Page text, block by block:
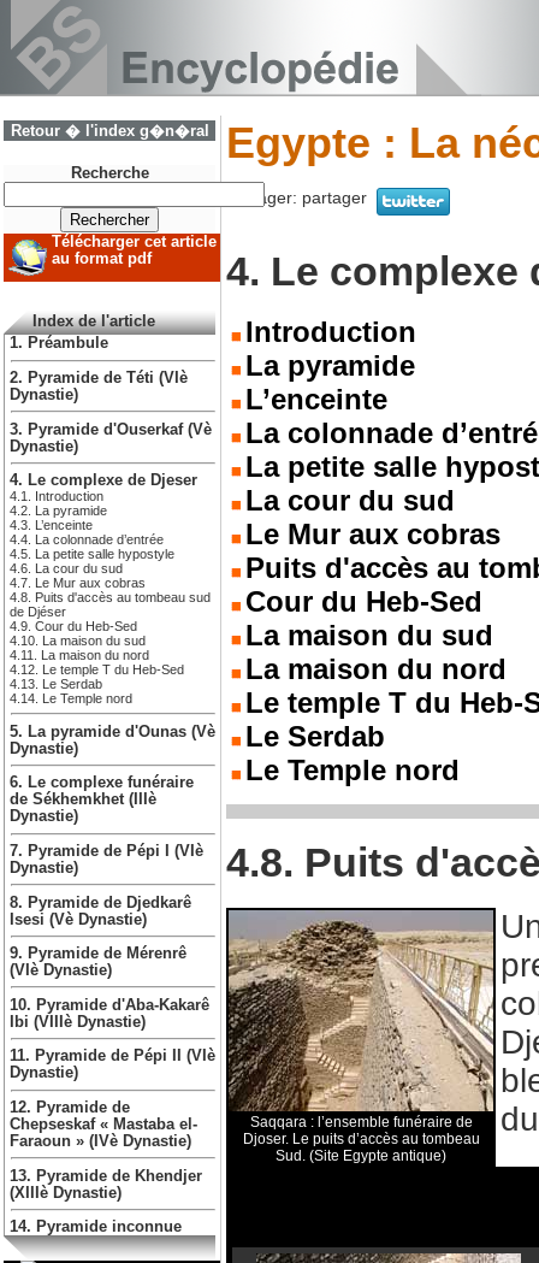
Retour � l'index g�n�ral
Recherche
Télécharger cet article
au format pdf
Index de l'article
1. Préambule
2. Pyramide de Téti (VIè
Dynastie)
3. Pyramide d'Ouserkaf (Vè
Dynastie)
4. Le complexe de Djeser
4.1. Introduction
4.2. La pyramide
4.3. L’enceinte
4.4. La colonnade d’entrée
4.5. La petite salle hypostyle
4.6. La cour du sud
4.7. Le Mur aux cobras
4.8. Puits d'accès au tombeau sud
de Djéser
4.9. Cour du Heb-Sed
4.10. La maison du sud
4.11. La maison du nord
4.12. Le temple T du Heb-Sed
4.13. Le Serdab
4.14. Le Temple nord
5. La pyramide d'Ounas (Vè
Dynastie)
6. Le complexe funéraire
de Sékhemkhet (IIIè
Dynastie)
7. Pyramide de Pépi I (VIè
Dynastie)
8. Pyramide de Djedkarê
Isesi (Vè Dynastie)
9. Pyramide de Mérenrê
(VIè Dynastie)
10. Pyramide d'Aba-Kakarê
Ibi (VIIIè Dynastie)
11. Pyramide de Pépi II (VIè
Dynastie)
12. Pyramide de
Chepseskaf « Mastaba el-
Faraoun » (IVè Dynastie)
13. Pyramide de Khendjer
(XIIIè Dynastie)
14. Pyramide inconnue
Egypte : La
Partager: partager
4. Le complexe
Introduction
La pyramide
L’enceinte
La colonnade
La petite salle
La cour du sud
Le Mur aux cobras
Puits d'accès au
Cour du Heb-Sed
La maison du sud
La maison du nord
Le temple T du Heb-
Le Serdab
Le Temple nord
4.8. Puits
Saqqara : l’ensemble funéraire de
Djoser. Le puits d’accès au tombeau
Sud. (Site Egypte antique)